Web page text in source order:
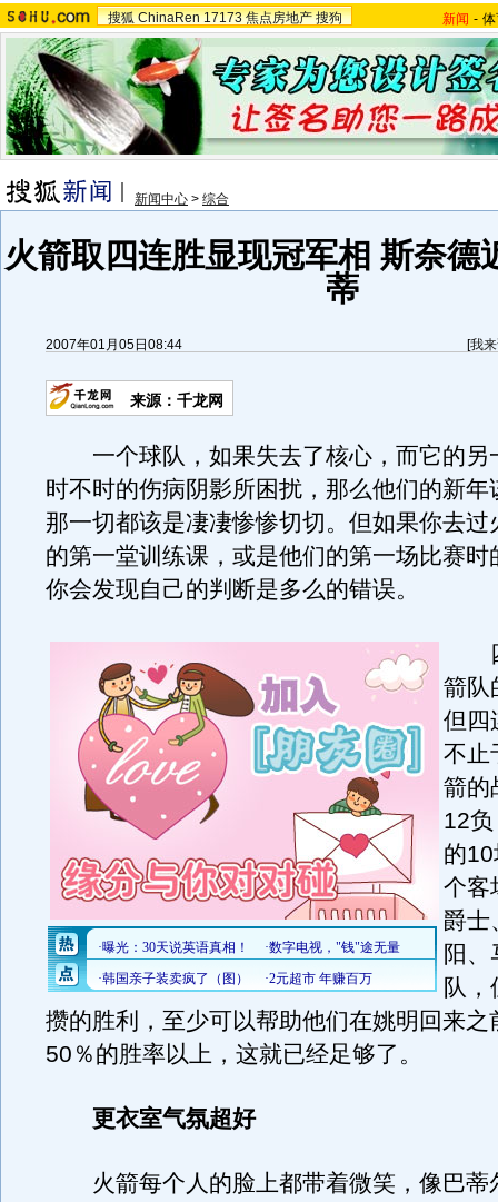
搜狐 ChinaRen 17173 焦点房地产 搜狗 新闻 -
新闻中心 > 综合
火箭取四连胜显现冠军相 斯奈德
蒂
2007年01月05日08:44 [我
来源：千龙网
一个球队，如果失去了核心，而它的另
时不时的伤病阴影所困扰，那么他们的新年
那一切都该是凄凄惨惨切切。但如果你去过
的第一堂训练课，或是他们的第一场比赛时
你会发现自己的判断是多么的错误。
四
箭队
但四
不止
箭的
12
的
个客
爵士
阳
队
攒的胜利，至少可以帮助他们在姚明回来之
50％的胜率以上，这就已经足够了。
更衣室气氛超好
火箭每个人的脸上都带着微笑，像巴蒂